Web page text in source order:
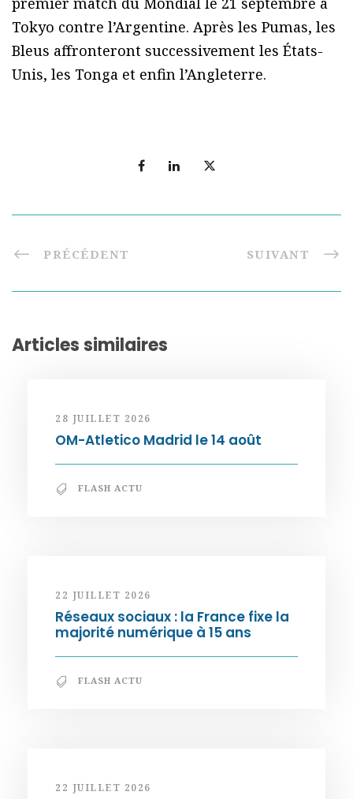
Tokyo contre l’Argentine. Après les Pumas, les
Bleus affronteront successivement les États-
Unis, les Tonga et enfin l’Angleterre.
PRÉCÉDENT SUIVANT
Articles similaires
28 JUILLET 2026
OM-Atletico Madrid le 14 août
FLASH ACTU
22 JUILLET 2026
Réseaux sociaux : la France fixe la
majorité numérique à 15 ans
FLASH ACTU
22 JUILLET 2026